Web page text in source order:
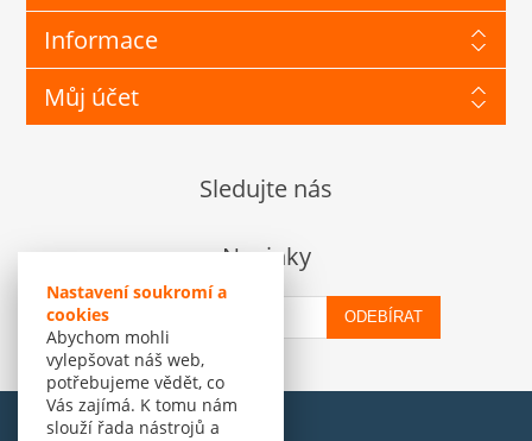
Nastavení soukromí a
cookies
Abychom mohli
vylepšovat náš web,
potřebujeme vědět, co
Vás zajímá. K tomu nám
slouží řada nástrojů a
Informace
Můj účet
Sledujte nás
Novinky
ODEBÍRAT